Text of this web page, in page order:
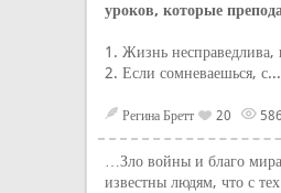
уроков, которые
1. Жизнь несправедлива,
2. Если сомневаешься, с...
Регина Бретт 20
…Зло войны и благо мира
известны людям, что с